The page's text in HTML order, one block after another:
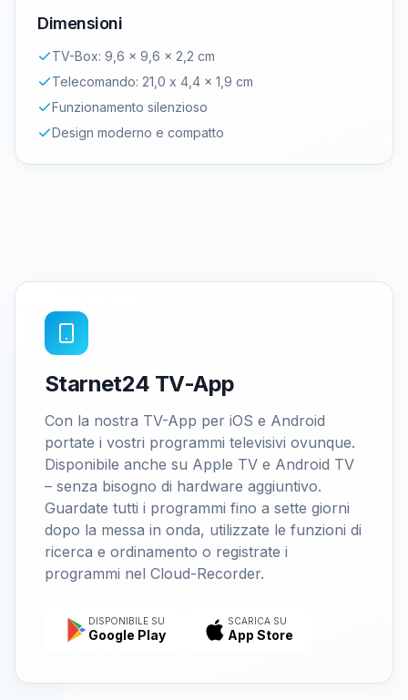
Dimensioni
TV-Box: 9,6 x 9,6 x 2,2 cm
Telecomando: 21,0 x 4,4 x 1,9 cm
Funzionamento silenzioso
Design moderno e compatto
Starnet24 TV-App
Con la nostra TV-App per iOS e Android
portate i vostri programmi televisivi ovunque.
Disponibile anche su Apple TV e Android TV
– senza bisogno di hardware aggiuntivo.
Guardate tutti i programmi fino a sette giorni
dopo la messa in onda, utilizzate le funzioni di
ricerca e ordinamento o registrate i
programmi nel Cloud-Recorder.
DISPONIBILE SU
Google Play
SCARICA SU
App Store